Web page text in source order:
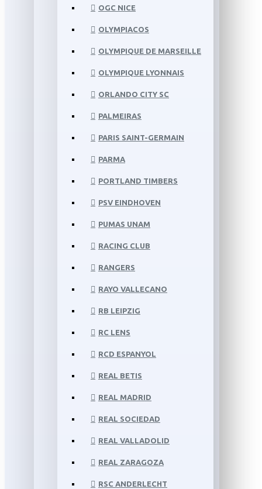
OGC NICE
OLYMPIACOS
OLYMPIQUE DE MARSEILLE
OLYMPIQUE LYONNAIS
ORLANDO CITY SC
PALMEIRAS
PARIS SAINT-GERMAIN
PARMA
PORTLAND TIMBERS
PSV EINDHOVEN
PUMAS UNAM
RACING CLUB
RANGERS
RAYO VALLECANO
RB LEIPZIG
RC LENS
RCD ESPANYOL
REAL BETIS
REAL MADRID
REAL SOCIEDAD
REAL VALLADOLID
REAL ZARAGOZA
RSC ANDERLECHT